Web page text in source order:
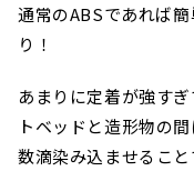
通常のABSであれば
り！
あまりに定着が強す
トベッドと造形物の
数滴染み込ませること